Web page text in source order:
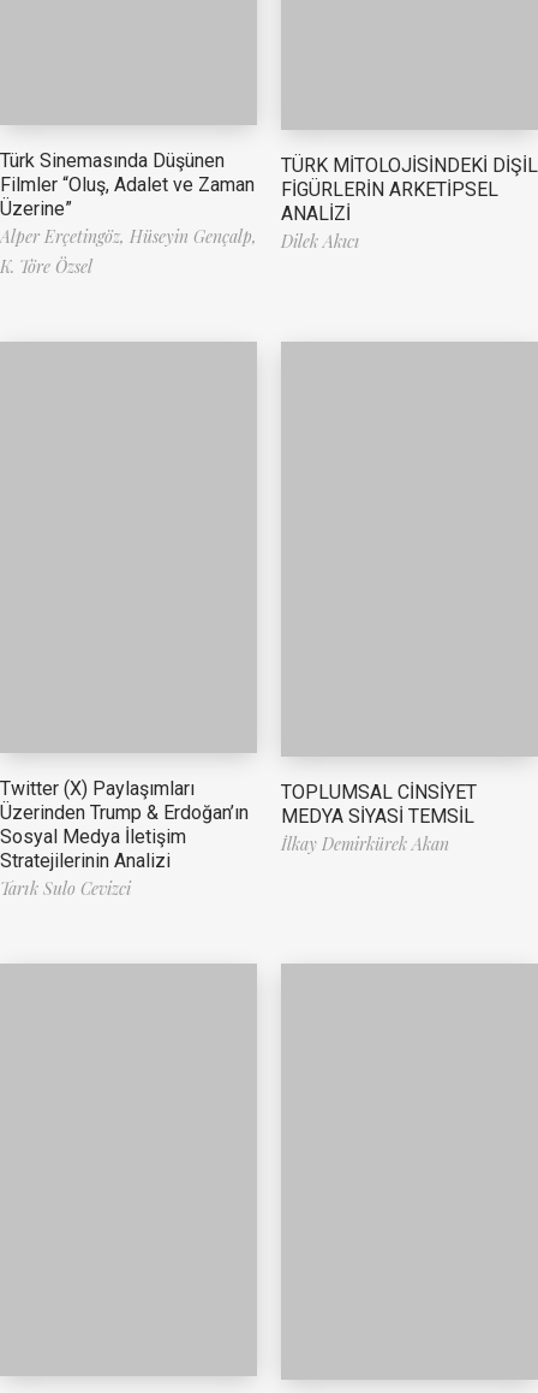
Türk Sinemasında Düşünen
Filmler “Oluş, Adalet ve Zaman
Üzerine”
Alper Erçetingöz, Hüseyin Gençalp,
K. Töre Özsel
TÜRK MİTOLOJİSİNDEKİ DİŞİL
FİGÜRLERİN ARKETİPSEL
ANALİZİ
Dilek Akıcı
Twitter (X) Paylaşımları
Üzerinden Trump & Erdoğan’ın
Sosyal Medya İletişim
Stratejilerinin Analizi
Tarık Sulo Cevizci
TOPLUMSAL CİNSİYET
MEDYA SİYASİ TEMSİL
İlkay Demirkürek Akan